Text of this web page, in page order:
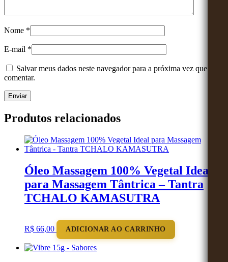
Nome *
E-mail *
Salvar meus dados neste navegador para a próxima vez que eu
comentar.
Produtos relacionados
Óleo Massagem 100% Vegetal Ideal
para Massagem Tântrica – Tantra
TCHALO KAMASUTRA
R$ 66,00 ADICIONAR AO CARRINHO